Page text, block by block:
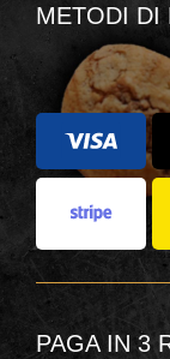
METODI DI
PAGA IN 3